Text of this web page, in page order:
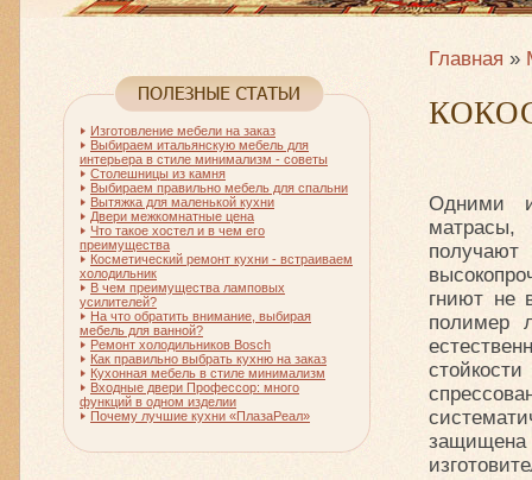
Главная »
Одними
матрасы,
получают
гниют не
полимер
Изготовление мебели на заказ
Выбираем итальянскую мебель для
интерьера в стиле минимализм - советы
Столешницы из камня
Выбираем правильно мебель для спальни
Вытяжка для маленькой кухни
Двери межкомнатные цена
Что такое хостел и в чем его
преимущества
Косметический ремонт кухни - встраиваем
холодильник
В чем преимущества ламповых
усилителей?
На что обратить внимание, выбирая
мебель для ванной?
Ремонт холодильников Bosch
Как правильно выбрать кухню на заказ
Кухонная мебель в стиле минимализм
Входные двери Профессор: много
функций в одном изделии
Почему лучшие кухни «ПлазаРеал»